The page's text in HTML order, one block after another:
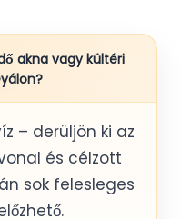
akna vagy kültéri
– derüljön ki az
és célzott
sok felesleges